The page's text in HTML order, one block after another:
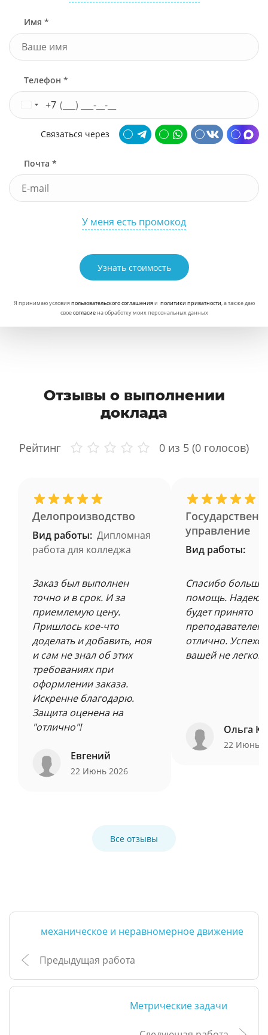
Имя *
Телефон *
+7
Связаться через
Почта *
У меня есть промокод
Узнать стоимость
Я принимаю условияпользовательского соглашенияи политики приватности, а также даю
своесогласиена обработку моих персональных данных
Отзывы о выполнении
доклада
Рейтинг 0 из 5 (0 голосов)
Делопроизводство
Вид работы: Дипломная
работа для колледжа
Заказ был выполнен
точно и в срок. И за
приемлемую цену.
Пришлось кое-что
доделать и добавить, ноя
и сам не знал об этих
требованиях при
оформлении заказа.
Искренне благодарю.
Защита оценена на
"отлично"!
Евгений
22 Июнь 2026
управление
Вид работы:
Спасибо
помощь.
будет принято
преподавателем
отлично.
вашей не легкой
Ольга
22 Июнь
Все отзывы
механическое и неравномерное движение
Предыдущая работа
Метрические задачи